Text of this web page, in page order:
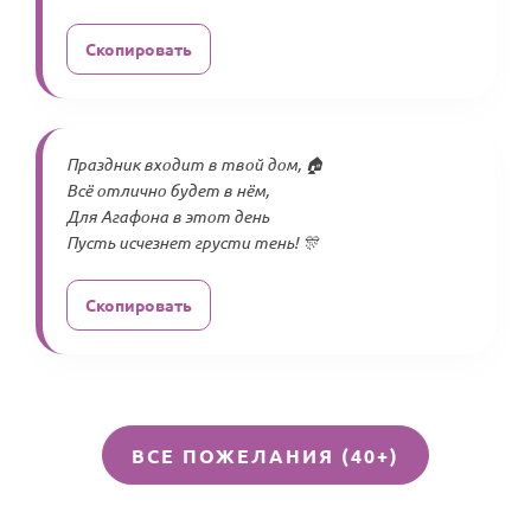
Скопировать
Праздник входит в твой дом, 🏠
Всё отлично будет в нём,
Для Агафона в этот день
Пусть исчезнет грусти тень! 🎊
Скопировать
ВСЕ ПОЖЕЛАНИЯ (40+)